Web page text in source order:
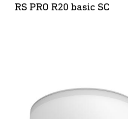
RS PRO R20 basic SC